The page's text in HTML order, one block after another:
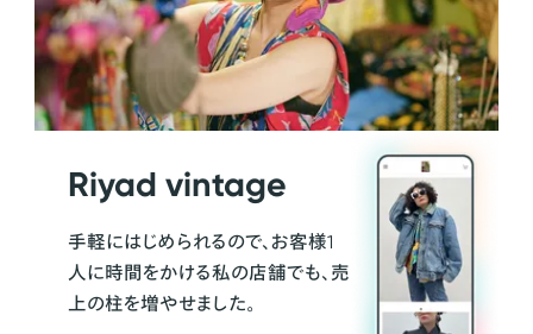
Riyad vintage
手軽にはじめられるので、お客様1
人に時間をかける私の店舗でも、売
上の柱を増やせました。